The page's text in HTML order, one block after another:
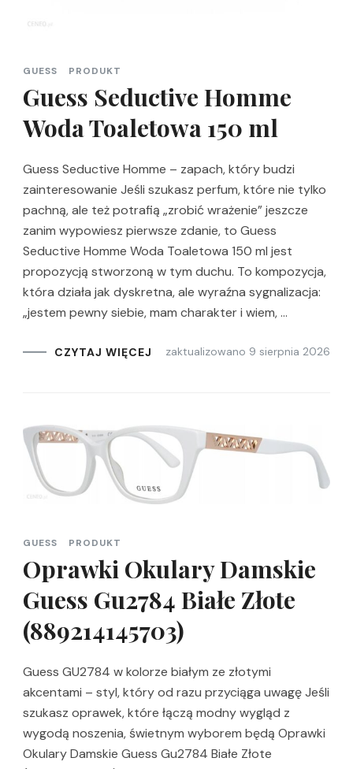
GUESS PRODUKT
Guess Seductive Homme
Woda Toaletowa 150 ml
Guess Seductive Homme – zapach, który budzi
zainteresowanie Jeśli szukasz perfum, które nie tylko
pachną, ale też potrafią „zrobić wrażenie” jeszcze
zanim wypowiesz pierwsze zdanie, to Guess
Seductive Homme Woda Toaletowa 150 ml jest
propozycją stworzoną w tym duchu. To kompozycja,
która działa jak dyskretna, ale wyraźna sygnalizacja:
„jestem pewny siebie, mam charakter i wiem, …
CZYTAJ WIĘCEJ zaktualizowano 9 sierpnia 2026
GUESS PRODUKT
Oprawki Okulary Damskie
Guess Gu2784 Białe Złote
(889214145703)
Guess GU2784 w kolorze białym ze złotymi
akcentami – styl, który od razu przyciąga uwagę Jeśli
szukasz oprawek, które łączą modny wygląd z
wygodą noszenia, świetnym wyborem będą Oprawki
Okulary Damskie Guess Gu2784 Białe Złote